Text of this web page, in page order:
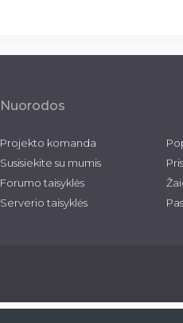
Nuorodos
Projekto komanda
Susisiekite su mumis
Forumo taisyklės
Serverio taisyklės